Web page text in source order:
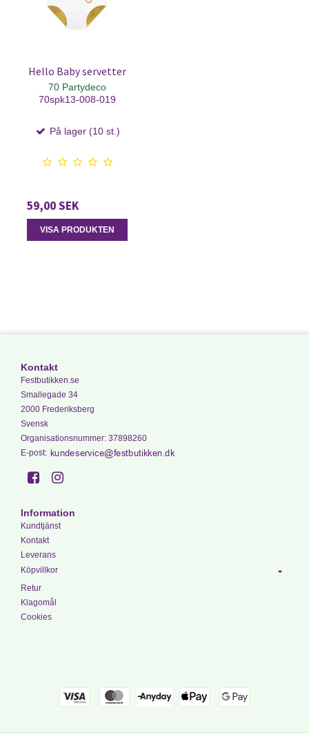
Hello Baby servetter
70 Partydeco
70spk13-008-019
På lager (10 st.)
59,00 SEK
VISA PRODUKTEN
Kontakt
Festbutikken.se
Smallegade 34
2000 Frederiksberg
Svensk
Organisationsnummer: 37898260
E-post:
Information
Kundtjänst
Kontakt
Leverans
Köpvillkor
Retur
Klagomål
Cookies